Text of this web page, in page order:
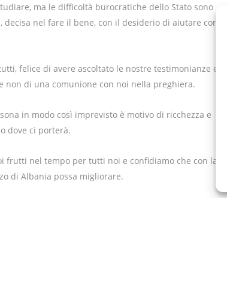
ma le difficoltà burocratiche dello Stato sono
nel fare il bene, con il desiderio di aiutare come
felice di avere ascoltato le nostre testimonianze e
di una comunione con noi nella preghiera.
in modo così imprevisto è motivo di ricchezza e
dove ci porterà.
nel tempo per tutti noi e confidiamo che con la
di Albania possa migliorare.